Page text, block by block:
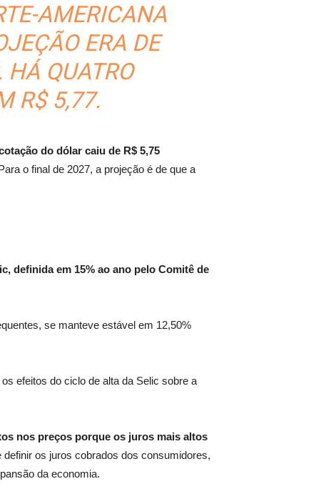
AMERICANA
ERA DE
QUATRO
R$ 5,77.
do dólar caiu de R$ 5,75
o final de 2027, a projeção é de que a
definida em 15% ao ano pelo Comitê de
se manteve estável em 12,50%
efeitos do ciclo de alta da Selic sobre a
nos preços porque os juros mais altos
os juros cobrados dos consumidores,
da economia.